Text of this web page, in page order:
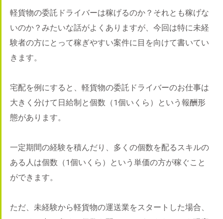
軽貨物の委託ドライバーは稼げるのか？それとも稼げな
いのか？みたいな話がよくありますが、今回は特に未経
験者の方にとって稼ぎやすい案件に目を向けて書いてい
きます。
宅配を例にすると、軽貨物の委託ドライバーのお仕事は
大きく分けて日給制と個数（1個いくら）という報酬形
態があります。
一定期間の経験を積んだり、多くの個数を配るスキルの
ある人は個数（1個いくら）という単価の方が稼ぐこと
ができます。
ただ、未経験から軽貨物の運送業をスタートした場合、